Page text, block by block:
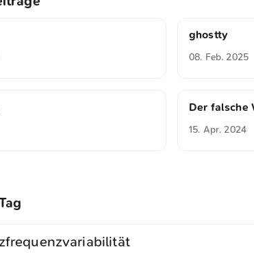
ghostty
08. Feb. 2025
Der falsche
15. Apr. 2024